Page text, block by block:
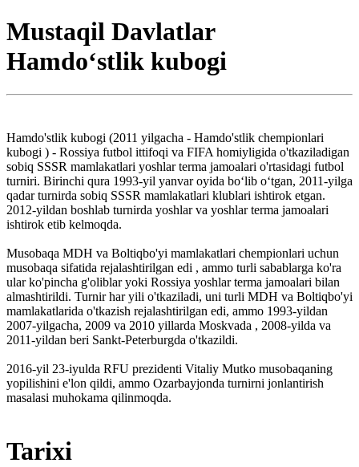
Mustaqil Davlatlar
Hamdoʻstlik kubogi
Hamdo'stlik kubogi (2011 yilgacha - Hamdo'stlik chempionlari
kubogi ) - Rossiya futbol ittifoqi va FIFA homiyligida o'tkaziladigan
sobiq SSSR mamlakatlari yoshlar terma jamoalari o'rtasidagi futbol
turniri. Birinchi qura 1993-yil yanvar oyida boʻlib oʻtgan, 2011-yilga
qadar turnirda sobiq SSSR mamlakatlari klublari ishtirok etgan.
2012-yildan boshlab turnirda yoshlar va yoshlar terma jamoalari
ishtirok etib kelmoqda.
Musobaqa MDH va Boltiqbo'yi mamlakatlari chempionlari uchun
musobaqa sifatida rejalashtirilgan edi , ammo turli sabablarga ko'ra
ular ko'pincha g'oliblar yoki Rossiya yoshlar terma jamoalari bilan
almashtirildi. Turnir har yili o'tkaziladi, uni turli MDH va Boltiqbo'yi
mamlakatlarida o'tkazish rejalashtirilgan edi, ammo 1993-yildan
2007-yilgacha, 2009 va 2010 yillarda Moskvada , 2008-yilda va
2011-yildan beri Sankt-Peterburgda o'tkazildi.
2016-yil 23-iyulda RFU prezidenti Vitaliy Mutko musobaqaning
yopilishini e'lon qildi, ammo Ozarbayjonda turnirni jonlantirish
masalasi muhokama qilinmoqda.
Tarixi